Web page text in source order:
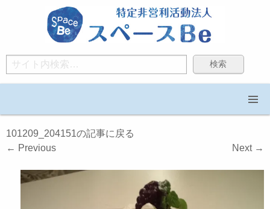
Search
101209_204151の記事に戻る
← Previous Next →